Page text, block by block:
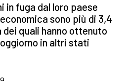
in fuga dal loro paese
sono più di 3,4
quali hanno ottenuto
in altri stati